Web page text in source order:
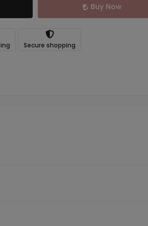
Buy Now
Secure shopping